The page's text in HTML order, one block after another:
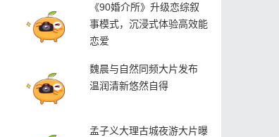
《90婚介所》升级恋综叙
事模式，沉浸式体验高效能
恋爱
魏晨与自然同频大片发布
温润清新悠然自得
孟子义大理古城夜游大片曝